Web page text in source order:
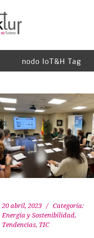
nodo IoT&H Tag
20 abril, 2023
Categoría:
Energía y Sostenibilidad,
Tendencias, TIC